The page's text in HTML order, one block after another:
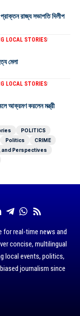
প্রাক্তন রাজ্য সভাপতি দিলীপ
LOCAL STORIES
মেলা
LOCAL STORIES
আক্রমণ করলেন মন্ত্রী
POLITICS
Politics
CRIME
and Perspectives
for real-time news and
concise, multilingual
local events, politics,
journalism since